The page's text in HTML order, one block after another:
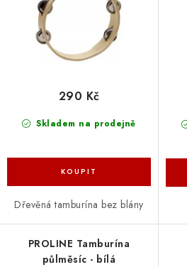
Skladem na prodejně
290 Kč
Dřevěná tamburína bez blány
PROLINE Tamburína
půlměsíc - bílá